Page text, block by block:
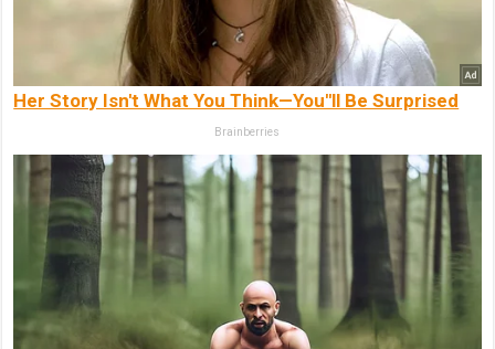
Her Story Isn't What You Think—You''ll Be Surprised
Brainberries